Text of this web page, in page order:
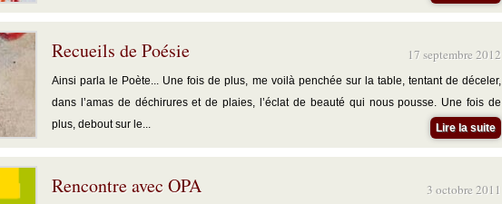
17 septembre 2012
Recueils de Poésie
Ainsi parla le Poète... Une fois de plus, me voilà penchée sur la table, tentant de déceler,
dans l’amas de déchirures et de plaies, l’éclat de beauté qui nous pousse. Une fois de
plus, debout sur le...
Lire la suite
3 octobre 2011
Rencontre avec OPA